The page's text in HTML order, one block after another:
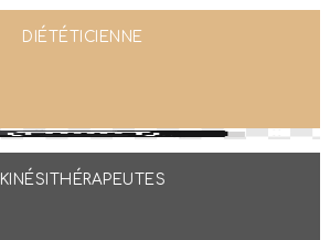
DIÉTÉTICIENNE
KINÉSITHÉRAPEUTES